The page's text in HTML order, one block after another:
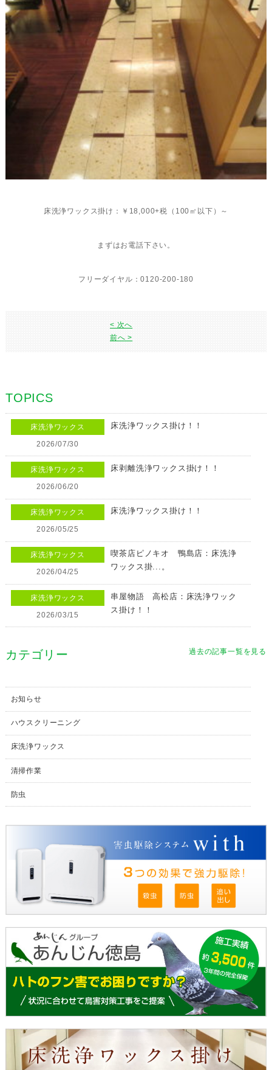
床洗浄ワックス掛け：￥18,000+税（100㎡以下）～
まずはお電話下さい。
フリーダイヤル：0120-200-180
< 次へ
前へ >
TOPICS
床洗浄ワックス
2026/07/30
床洗浄ワックス掛け！！
床洗浄ワックス
2026/06/20
床剥離洗浄ワックス掛け！！
床洗浄ワックス
2026/05/25
床洗浄ワックス掛け！！
床洗浄ワックス
2026/04/25
喫茶店ピノキオ 鴨島店：床洗浄
ワックス掛...。
床洗浄ワックス
2026/03/15
串屋物語 高松店：床洗浄ワック
ス掛け！！
過去の記事一覧を見る
カテゴリー
お知らせ
ハウスクリーニング
床洗浄ワックス
清掃作業
防虫